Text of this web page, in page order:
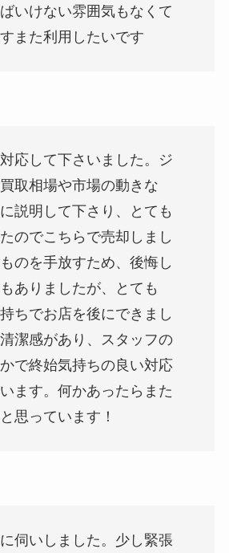
いけない雰囲気もなくて
また利用したいです
応して下さいました。ジ
取相場や市場の動きな
説明して下さり、とても
のでこちらで売却しまし
のを手放すため、後悔し
ありましたが、とても
ちでお店を後にできまし
潔感があり、スタッフの
で終始気持ちの良い対応
ます。何かあったらまた
思っています！
伺いしました。少し緊張